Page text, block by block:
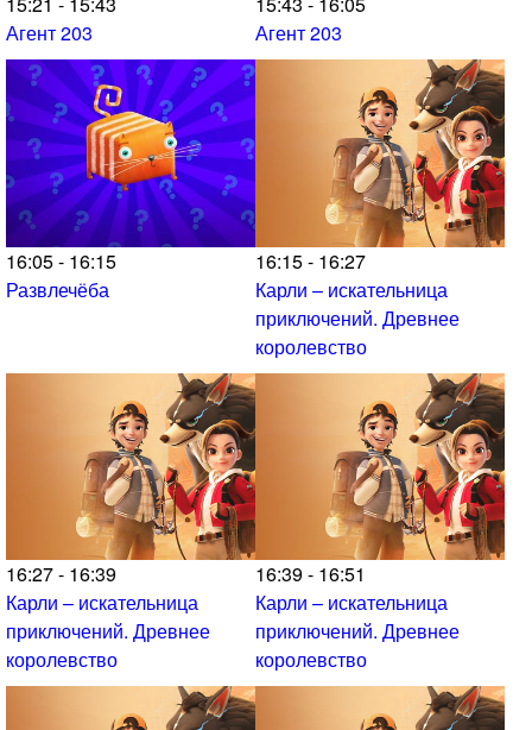
Агент 203
Агент 203
16:05 - 16:15
Развлечёба
16:15 - 16:27
Карли – искательница
приключений. Древнее
королевство
16:27 - 16:39
Карли – искательница
приключений. Древнее
королевство
16:39 - 16:51
Карли – искательница
приключений. Древнее
королевство